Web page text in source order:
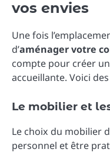
vos envies
Une fois
d’aménager votre
compte pour créer
accueillante. Voici
Le mobilier et
Le choix du mobilier
personnel et être